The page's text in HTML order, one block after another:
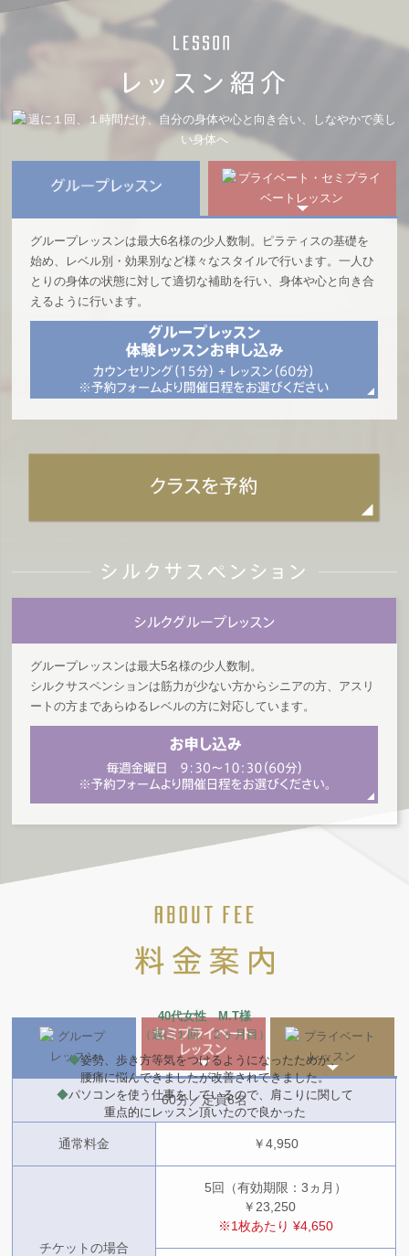
グループレッスンは最大6名様の少人数制。ピラティスの基礎を
始め、レベル別・効果別など様々なスタイルで行います。一人ひ
とりの身体の状態に対して適切な補助を行い、身体や心と向き合
えるように行います。
グループレッスンは最大5名様の少人数制。
シルクサスペンションは筋力が少ない方からシニアの方、アスリ
ートの方まであらゆるレベルの方に対応しています。
60分／定員6名
通常料金 ￥4,950
チケットの場合
5回（有効期限：3ヵ月）
￥23,250
※1枚あたり ¥4,650
40代女性 M.T様
（週に１回、２ヶ月目）
◆姿勢、歩き方等気をつけるようになったためか、
腰痛に悩んできましたが改善されてきました。
◆パソコンを使う仕事をしているので、肩こりに関して
重点的にレッスン頂いたので良かった
体力が付き外出が楽しみになった